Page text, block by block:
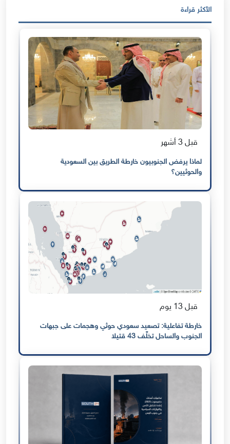
الأكثر قراءة
قبل 3 أشهر
لماذا يرفض الجنوبيون خارطة الطريق بين السعودية
والحوثيين؟
قبل 13 يوم
خارطة تفاعلية: تصعيد سعودي حوثي وهجمات على جبهات
الجنوب والساحل تخلّف 43 قتيلا